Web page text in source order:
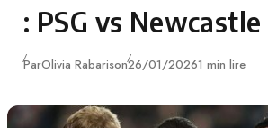
: PSG vs Newcastle
ParOlivia RabarisonPublié
26/01/20261 min lire